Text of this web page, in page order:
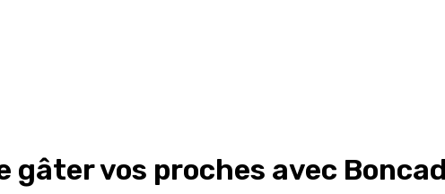
gâter vos proches avec